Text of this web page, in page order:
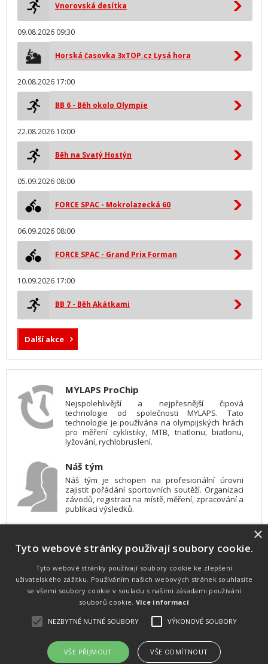
Vnorovská desítka
09.08.2026 09:30
Horská časovka 3xTOP.cz Lysá hora
20.08.2026 17:00
BB 6 - Běh okolo Olympie
22.08.2026 10:00
Běh na Svatý Hostýn
05.09.2026 08:00
FORCE SPAC - Mokrolazecká 60
06.09.2026 08:00
FORCE SPAC - Grand Prix Forman
10.09.2026 17:00
BB 7 - Běh Akátkami
Další akce
MYLAPS ProChip
Nejspolehlivější a nejpřesnější čipová
technologie od společnosti MYLAPS. Tato
technologie je používána na olympijských hrách
pro měření cyklistiky, MTB, triatlonu, biatlonu,
lyžování, rychlobruslení.
Náš tým
Náš tým je schopen na profesionální úrovni
zajistit pořádání sportovních soutěží. Organizaci
závodů, registraci na místě, měření, zpracování a
publikaci výsledků.
Pro měření, zpracování a publikaci výsledků
používáme software vyvinutý na zakázku. Lze
online publikovat výsledky komentátorovi na
obrazovky a s nepatrným zpožděním na
webových stránkách.
souhlasu zakázáno.
Zabýváme se časomírou, výsledkovým servisem na různých malých i velkých sportovních
×
Tyto webové stránky používají soubory cookie.
Tyto webové stránky používají soubory cookie ke zlepšení
uživatelského zážitku. Používáním našich webových stránek souhlasíte
se všemi soubory cookie v souladu s našimi zásadami používání
souborů cookie. Více informací
NEZBYTNĚ NUTNÉ SOUBORY VÝKONOVÉ SOUBORY
VŠE PŘIJMOUT VŠE ODMÍTNOUT